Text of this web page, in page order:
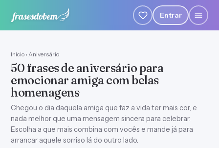
Entrar
Início › Aniversário
50 frases de aniversário para
emocionar amiga com belas
homenagens
Chegou o dia daquela amiga que faz a vida ter mais cor, e
nada melhor que uma mensagem sincera para celebrar.
Escolha a que mais combina com vocês e mande já para
arrancar aquele sorriso lá do outro lado.